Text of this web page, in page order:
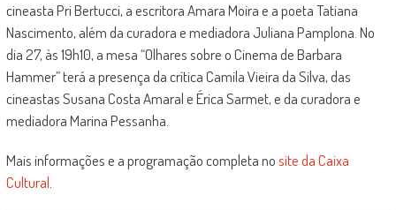
cineasta Pri Bertucci, a escritora Amara Moira e a poeta Tatiana
Nascimento, além da curadora e mediadora Juliana Pamplona. No
dia 27, às 19h10, a mesa “Olhares sobre o Cinema de Barbara
Hammer” terá a presença da crítica Camila Vieira da Silva, das
cineastas Susana Costa Amaral e Érica Sarmet, e da curadora e
mediadora Marina Pessanha.
Mais informações e a programação completa nosite da Caixa
Cultural